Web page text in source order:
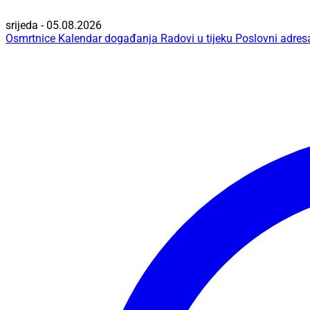
srijeda - 05.08.2026
Osmrtnice Kalendar događanja Radovi u tijeku Poslovni